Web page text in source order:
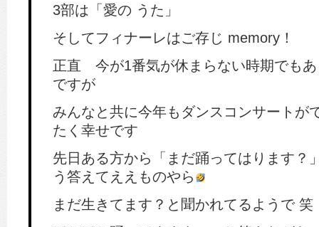
3部は「愛の うた」
そしてフィナーレはご存じ memory！
正直 今が1番気が休まらない時期でも
ですが
みんなと共に今年もダンスコンサートが
たく幸せです
先日ある方から「まだ踊ってはります？
う答えてええものやら
まだ生きてます？と聞かれてるようで 笑